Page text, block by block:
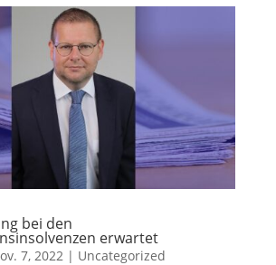
bei den
erwartet
7, 2022 | Uncategorized